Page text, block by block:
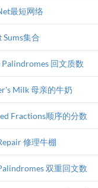
最短网络
Sums集合
Palindromes 回文质数
Milk 母亲的牛奶
Fractions顺序的分数
修理牛棚
双重回文数